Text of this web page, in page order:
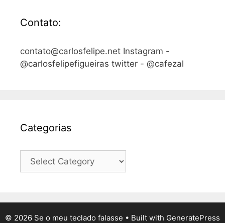
Contato:
contato@carlosfelipe.net Instagram -
@carlosfelipefigueiras twitter - @cafezal
Categorias
Categorias
© 2026 Se o meu teclado falasse • Built with GeneratePress